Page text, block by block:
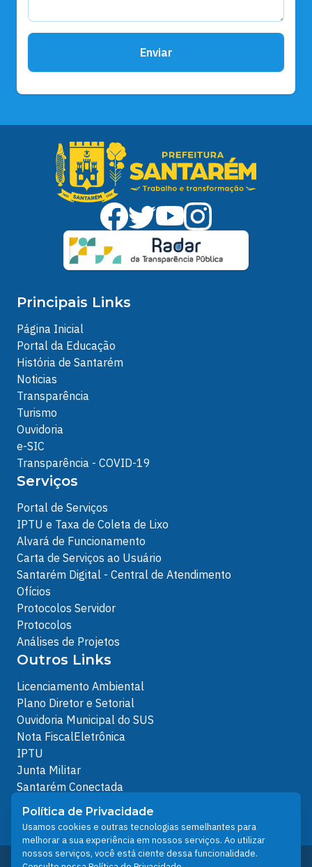
Enviar
Principais Links
Página Inicial
Portal da Educação
História de Santarém
Noticias
Transparência
Turismo
Ouvidoria
e-SIC
Transparência - COVID-19
Serviços
Portal de Serviços
IPTU e Taxa de Coleta de Lixo
Alvará de Funcionamento
Carta de Serviços ao Usuário
Santarém Digital - Central de Atendimento
Ofícios
Protocolos Servidor
Protocolos
Análises de Projetos
Outros Links
Licenciamento Ambiental
Plano Diretor e Setorial
Ouvidoria Municipal do SUS
Nota FiscalEletrônica
IPTU
Junta Militar
Santarém Conectada
Política de Privacidade
People illustrations by Storyset
Desenvolvido pelo Núcleo Técnico de Gestão de
Política de Privacidade
Usamos cookies e outras tecnologias semelhantes para
melhorar a sua experiência em nossos serviços. Ao utilizar
nossos serviços, você está ciente dessa funcionalidade.